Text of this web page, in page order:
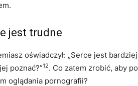
jest trudne
oświadczył: „Serce jest
poznać?”12. Co zatem zrobić, aby
oglądania pornografii?